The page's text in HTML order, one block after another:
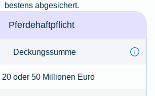
bestens abgesichert.
Pferdehaftpflicht
Deckungssumme
20 oder 50 Millionen Euro